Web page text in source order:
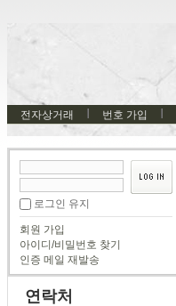
전자상거래 번호 가입
로그인 유지
회원 가입
아이디/비밀번호 찾기
인증 메일 재발송
연락처